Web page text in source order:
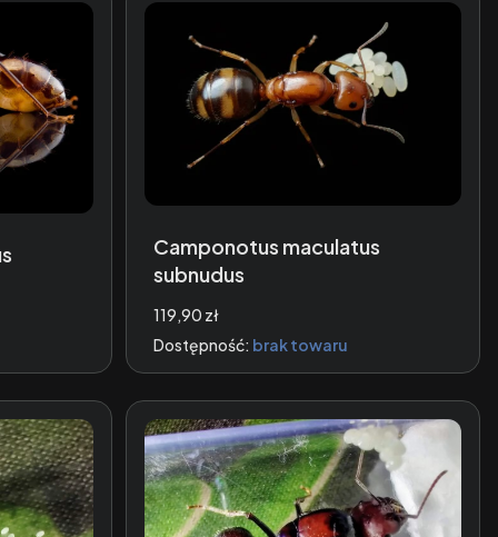
Camponotus maculatus
subnudus
Cena
119,90 zł
Dostępność: brak towaru